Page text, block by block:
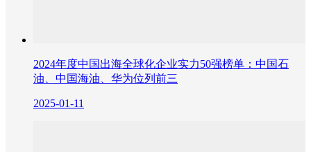
2024年度中国出海全球化企业实力50强榜单：中国石
油、中国海油、华为位列前三
2025-01-11